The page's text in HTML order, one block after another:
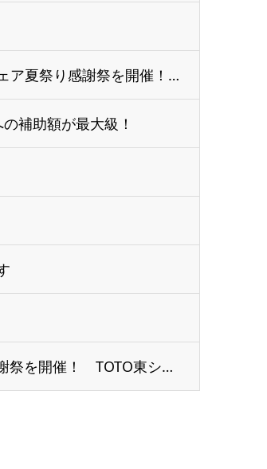
7/11（金）・7/12（土）安心家づくりフェア夏祭り感謝祭を開催！ TOTO東ショー...
補助額が最大級！
7/13（土）安心家づくりフェア夏祭り感謝祭を開催！ TOTO東ショールーム